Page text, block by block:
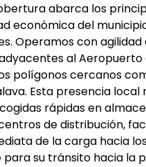
abarca los
económica del
Operamos con agilidad
al Aeropuerto
polígonos cercanos
Esta presencia
rápidas en
de distribución,
de la carga hacia
su tránsito hacia la